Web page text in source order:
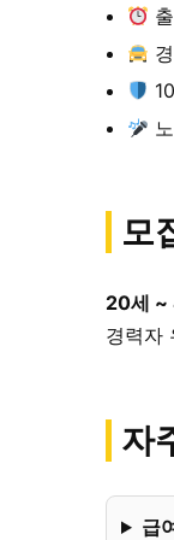
모
20세 ~
경력자
자
급